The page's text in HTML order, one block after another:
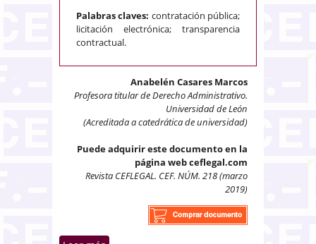
Palabras claves: contratación pública;
licitación electrónica; transparencia
contractual.
Anabelén Casares Marcos
Profesora titular de Derecho Administrativo.
Universidad de León
(Acreditada a catedrática de universidad)
Puede adquirir este documento en la
página web ceflegal.com
Revista CEFLEGAL. CEF. NÚM. 218 (marzo
2019)